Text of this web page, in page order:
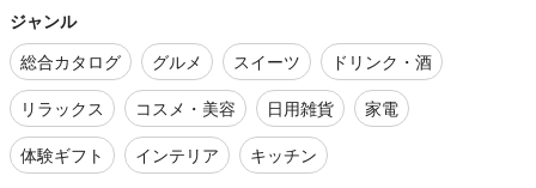
ジャンル
総合カタログ
グルメ スイーツ
ドリンク・酒
リラックス
コスメ・美容 日用雑貨
家電
体験ギフト
インテリア キッチン